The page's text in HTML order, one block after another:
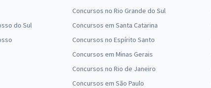
do Sul
Concursos no Rio Grande do Sul
Concursos em Santa Catarina
Concursos no Espírito Santo
Concursos em Minas Gerais
Concursos no Rio de Janeiro
Concursos em São Paulo